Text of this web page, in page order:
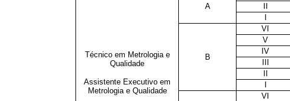
Técnico em Metrologia e
Qualidade
Assistente Executivo em
Metrologia e Qualidade
A
II
I
B
VI
V
IV
III
II
I
VI